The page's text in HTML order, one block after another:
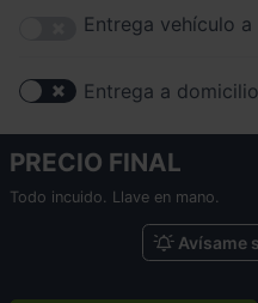
Entrega vehículo
Entrega a domicilio
PRECIO FINAL
Todo incuido. Llave en mano.
Avísame